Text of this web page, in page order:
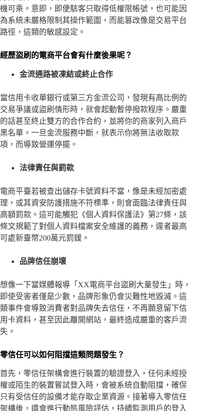
機可乘。意即，即便駭客只取得低權限帳號，也可能因
為系統未嚴格限制其操作範圍，而能篡改像是交易平台
路徑，這類的敏感設定。
經歷盜刷的電商平台會有什麼後果呢？
金流通路被凍結或終止合作
當信用卡收單銀行或第三方金流公司，發現有高比例的
交易爭議或盜刷情形時，就會起動暫停撥款程序。嚴重
的話甚至終止雙方的合作合約，並將你的商家列入商戶
黑名單。一旦金流服務中斷，就表示你將無法收取款
項，而導致營運停擺。
法律責任與罰款
電商平臺若被查出儲存卡號資料不當，像是未經加密處
理，或其資安防護措施不符標準，則會面臨法律責任與
高額罰款。這可能觸犯《個人資料保護法》第27條，該
條文規範了對個人資料檔案安全維護的義務，違者最高
可處新臺幣200萬元罰鍰。
品牌信任崩壞
想像一下當媒體報導「XX電商平台盜刷大量發生」時，
即使受害者僅是少數，品牌形象仍會災難性地毀滅。這
類事件會導致消費者對品牌失去信任，不再願意留下信
用卡資料，甚至因此離開網站，最終造成嚴重的客戶流
失。
零信任可以如何阻擋這類問題發生？
首先，零信任架構會進行裝置的驗證登入，任何未經授
權或陌生的裝置嘗試登入時，會被系統自動阻擋，確保
只有受信任的設備才能存取企業資源。接著導入零信任
架構後，還會進行動態風險評估，持續監測用戶的登入